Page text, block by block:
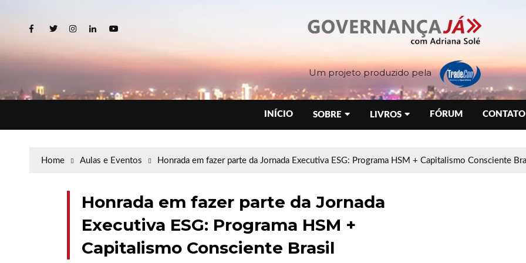
Um projeto produzido pela
INÍCIO SOBRE LIVROS FÓRUM CONTATO
Home Aulas e Eventos Honrada em fazer parte da Jornada Executiva ESG: Programa HSM + Capitalismo Consciente
Honrada em fazer parte da Jornada
Executiva ESG: Programa HSM +
Capitalismo Consciente Brasil